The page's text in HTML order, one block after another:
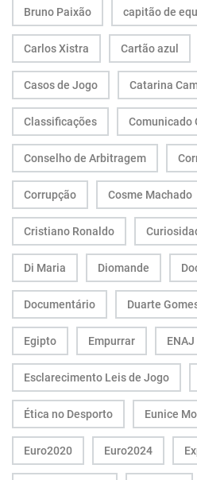
Bruno Paixão capitão de
Carlos Xistra Cartão azul
Casos de Jogo Catarina
Classificações Comunicado
Conselho de Arbitragem
Corrupção Cosme Machado
Cristiano Ronaldo
Di Maria Diomande
Documentário Duarte
Egipto Empurrar ENAJ
Esclarecimento Leis de Jogo
Ética no Desporto Eunice
Euro2020 Euro2024